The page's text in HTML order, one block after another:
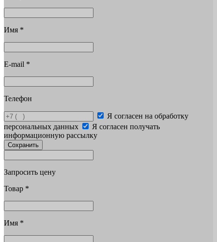
Имя *
E-mail *
Телефон
Я согласен на обработку
персональных данных
Я согласен получать
информационную рассылку
Сохранить
Запросить цену
Товар *
Имя *